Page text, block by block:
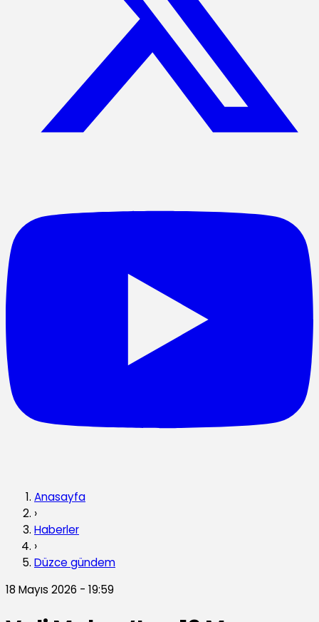
Anasayfa
›
Haberler
›
Düzce gündem
18 Mayıs 2026 - 19:59